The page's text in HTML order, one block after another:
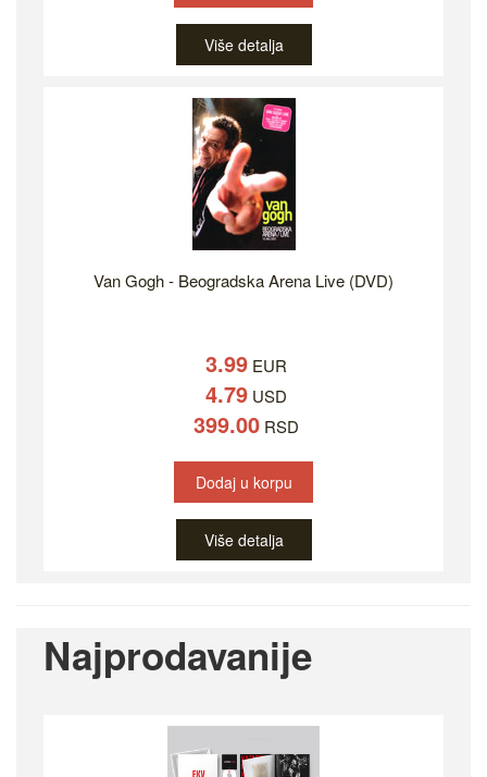
Više detalja
Van Gogh - Beogradska Arena Live (DVD)
3.99 EUR
4.79 USD
399.00 RSD
Dodaj u korpu
Više detalja
Najprodavanije